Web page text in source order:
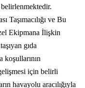
Taşımacılığı ve Bu
Ekipmana İlişkin
gıda
koşullarının
için belirli
havayolu aracılığıyla